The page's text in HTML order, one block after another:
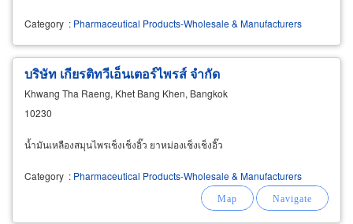
Category : Pharmaceutical Products-Wholesale & Manufacturers
บริษัท เกียรติทวีเอ็นเตอร์ไพรส์ จำกัด
Khwang Tha Raeng, Khet Bang Khen, Bangkok
10230
น้ำมันเหลืองสมุนไพรเช็งเช็งอิ๊ว ยาหม่องเช็งเช็งอิ๊ว
Category : Pharmaceutical Products-Wholesale & Manufacturers